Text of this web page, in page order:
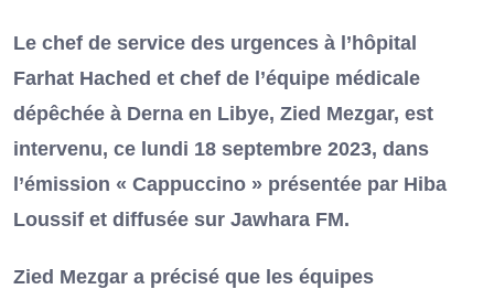
Le chef de service des urgences à l’hôpital
Farhat Hached et chef de l’équipe médicale
dépêchée à Derna en Libye, Zied Mezgar, est
intervenu, ce lundi 18 septembre 2023, dans
l’émission « Cappuccino » présentée par Hiba
Loussif et diffusée sur Jawhara FM.
Zied Mezgar a précisé que les équipes